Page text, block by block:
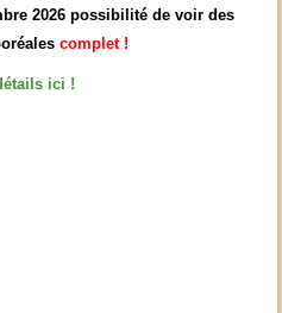
2026 possibilité de voir des
complet !
ici !